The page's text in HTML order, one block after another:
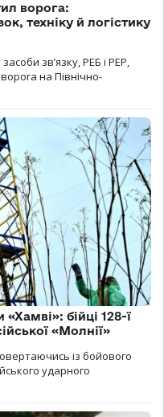
ворога:
техніку й логістику
зв’язку, РЕБ і РЕР,
на Північно-
бійці 128-ї
«Молнії»
із бойового
ударного